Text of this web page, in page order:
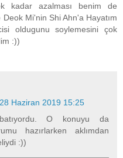
kadar azalması benim de
Mi'nin Shi Ahn'a Hayatım
oldugunu soylemesini çok
:))
28 Haziran 2019 15:25
O konuyu da
hazırlarken aklımdan
:))